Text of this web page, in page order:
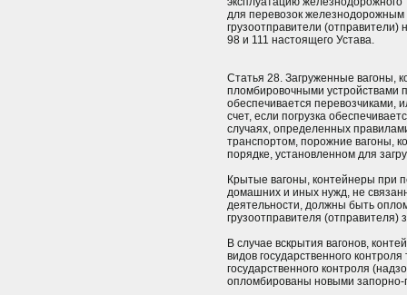
для перевозок железнодорожным
грузоотправители (отправители)
98 и 111 настоящего Устава.
Статья 28. Загруженные вагоны,
пломбировочными устройствами
обеспечивается перевозчиками,
счет, если погрузка
случаях, определенных
транспортом, порожние вагоны,
порядке, установленном для
Крытые вагоны, контейнеры при
домашних и иных нужд, не
деятельности, должны быть
грузоотправителя (отправителя)
В случае вскрытия вагонов,
видов государственного
государственного контроля
опломбированы новыми